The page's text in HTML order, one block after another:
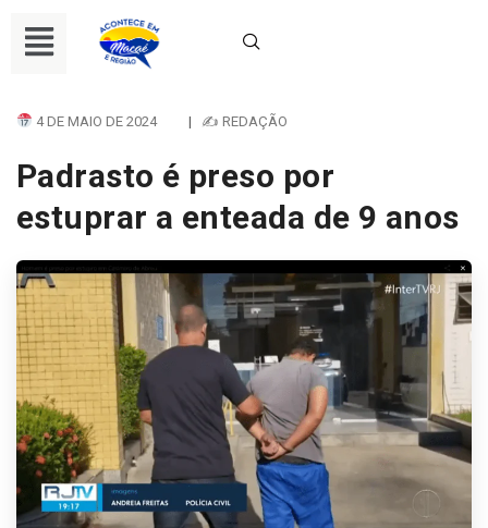
4 DE MAIO DE 2024 | ✍ REDAÇÃO
Padrasto é preso por
estuprar a enteada de 9 anos